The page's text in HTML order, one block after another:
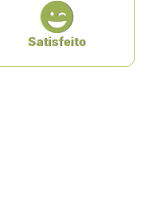
Satisfeito